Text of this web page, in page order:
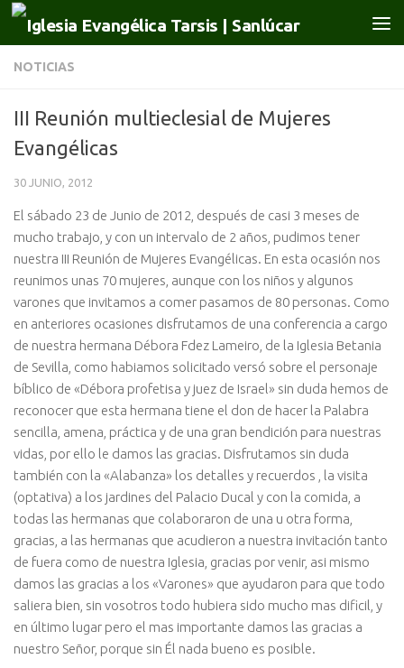
Saltar al contenido
NOTICIAS
III Reunión multieclesial de Mujeres
Evangélicas
30 JUNIO, 2012
El sábado 23 de Junio de 2012, después de casi 3 meses de
mucho trabajo, y con un intervalo de 2 años, pudimos tener
nuestra III Reunión de Mujeres Evangélicas. En esta ocasión nos
reunimos unas 70 mujeres, aunque con los niños y algunos
varones que invitamos a comer pasamos de 80 personas. Como
en anteriores ocasiones disfrutamos de una conferencia a cargo
de nuestra hermana Débora Fdez Lameiro, de la Iglesia Betania
de Sevilla, como habiamos solicitado versó sobre el personaje
bíblico de «Débora profetisa y juez de Israel» sin duda hemos de
reconocer que esta hermana tiene el don de hacer la Palabra
sencilla, amena, práctica y de una gran bendición para nuestras
vidas, por ello le damos las gracias. Disfrutamos sin duda
también con la «Alabanza» los detalles y recuerdos , la visita
(optativa) a los jardines del Palacio Ducal y con la comida, a
todas las hermanas que colaboraron de una u otra forma,
gracias, a las hermanas que acudieron a nuestra invitación tanto
de fuera como de nuestra Iglesia, gracias por venir, asi mismo
damos las gracias a los «Varones» que ayudaron para que todo
saliera bien, sin vosotros todo hubiera sido mucho mas dificil, y
en último lugar pero el mas importante damos las gracias a
nuestro Señor, porque sin Él nada bueno es posible.